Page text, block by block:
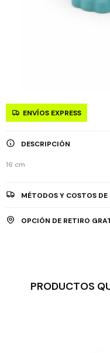
ENVÍOS EXPRESS
DESCRIPCIÓN
16 cm
MÉTODOS Y COSTOS DE
OPCIÓN DE RETIRO
PRODUCTOS